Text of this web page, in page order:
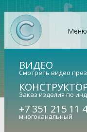
ВИДЕО
Смотреть видео
Заказ изделия по
+7 351 215 11
многоканальный
(Aisi)